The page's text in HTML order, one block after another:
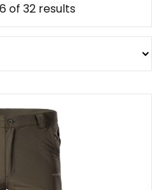
of 32 results